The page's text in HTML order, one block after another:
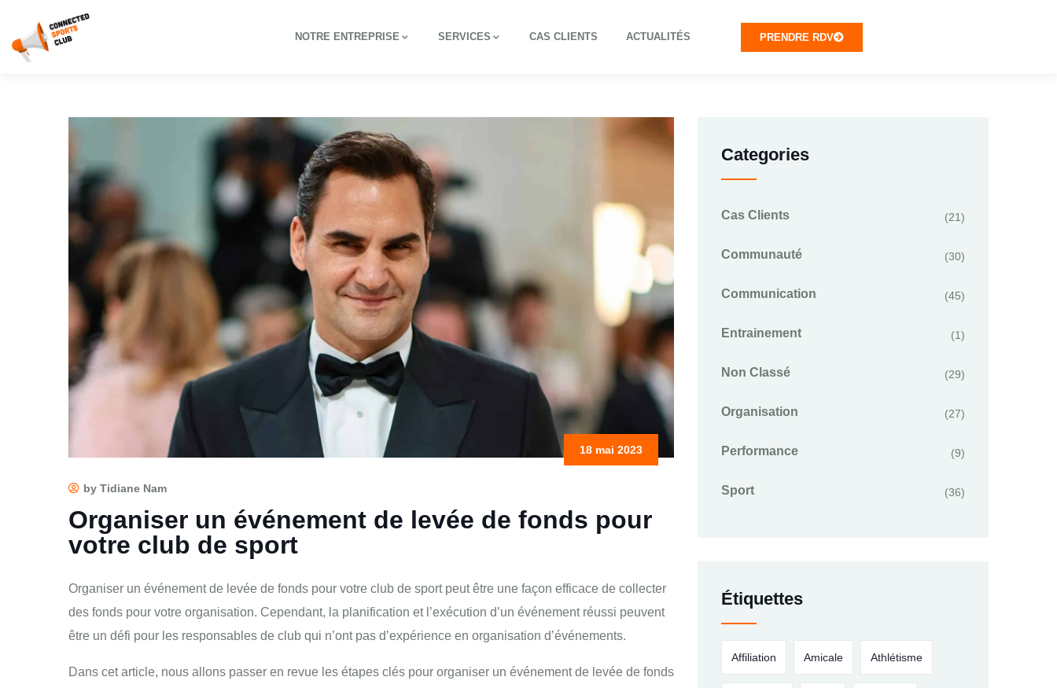
NOTRE ENTREPRISE SERVICES CAS CLIENTS ACTUALITÉS PRENDRE RDV
18 mai 2023
by Tidiane Nam
Organiser un événement de levée de fonds pour
votre club de sport
Organiser un événement de levée de fonds pour votre club de sport peut être une façon efficace de collecter
des fonds pour votre organisation. Cependant, la planification et l’exécution d’un événement réussi peuvent
être un défi pour les responsables de club qui n’ont pas d’expérience en organisation d’événements.
Dans cet article, nous allons passer en revue les étapes clés pour organiser un événement de levée de fonds
Categories
Cas Clients (21)
Communauté (30)
Communication (45)
Entrainement (1)
Non Classé (29)
Organisation (27)
Performance (9)
Sport (36)
Étiquettes
Affiliation Amicale Athlétisme